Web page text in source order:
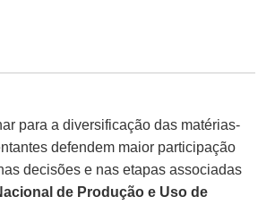
para a diversificação das matérias-
defendem maior participação
decisões e nas etapas associadas
de Produção e Uso de